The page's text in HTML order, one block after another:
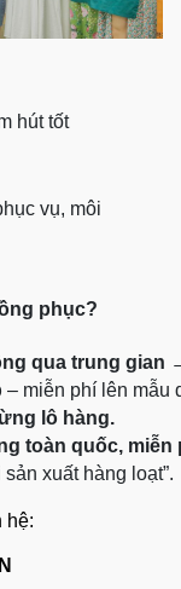
hút tốt
vụ, môi
phục?
qua trung gian
– miễn phí lên mẫu
lô hàng.
toàn quốc, miễn
xuất hàng loạt”.
hệ: